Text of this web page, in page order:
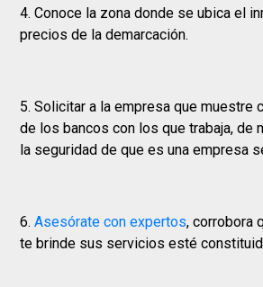
4. Conoce la zona donde se ubica el
precios de la demarcación.
5. Solicitar a la empresa que muestre
de los bancos con los que trabaja, de
la seguridad de que es una empresa
6.Asesórate con expertos, corrobora
te brinde sus servicios esté